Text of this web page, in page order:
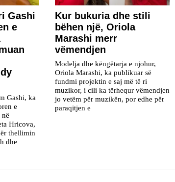
Gashi
e
Gashi, ka
e
Hricova,
thellimin
dhe
Kur bukuria dhe stili
bëhen një, Oriola
Marashi merr
vëmendjen
Modelja dhe këngëtarja e njohur,
Oriola Marashi, ka publikuar së
fundmi projektin e saj më të ri
muzikor, i cili ka tërhequr vëmendjen
jo vetëm për muzikën, por edhe për
paraqitjen e